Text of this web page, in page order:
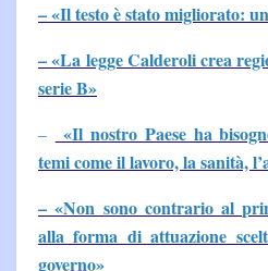
– «Il testo è stato migliorato:
– «La legge Calderoli crea
serie B»
–
«Il nostro Paese ha
temi come il lavoro, la sanità,
– «Non sono contrario al
alla forma di attuazione
governo»